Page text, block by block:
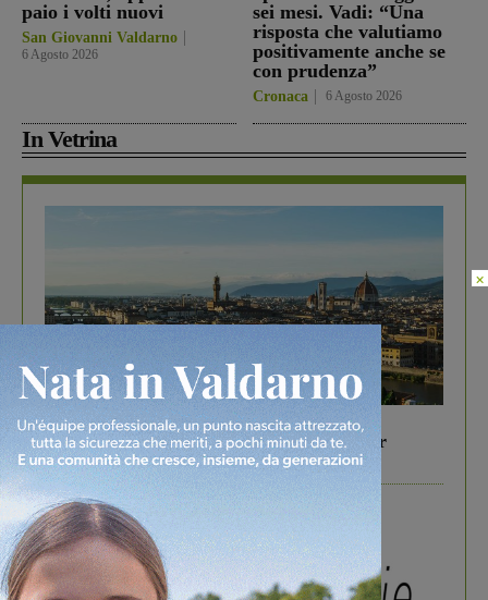
paio i volti nuovi
San Giovanni Valdarno
6 Agosto 2026
sei mesi. Vadi: “Una
risposta che valutiamo
positivamente anche se
con prudenza”
Cronaca 6 Agosto 2026
In Vetrina
In vetrina 6 Agosto 2026
Gita di famiglia a Firenze: 5 idee per far
divertire i tuoi figli
×